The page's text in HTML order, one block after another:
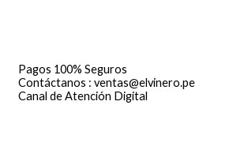
Pagos 100% Seguros
Contáctanos : ventas@elvinero.pe
Canal de Atención Digital